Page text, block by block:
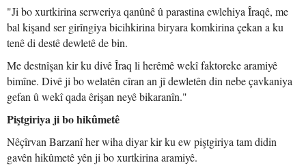
"Ji bo xurtkirina serweriya qanûnê û parastina ewlehiya Îraqê, me
bal kişand ser girîngiya bicihkirina biryara komkirina çekan a ku
tenê di destê dewletê de bin.
Me destnîşan kir ku divê Îraq li herêmê wekî faktoreke aramiyê
bimîne. Divê ji bo welatên cîran an jî dewletên din nebe çavkaniya
gefan û wekî qada êrişan neyê bikaranîn."
Piştgiriya ji bo hikûmetê
Nêçîrvan Barzanî her wiha diyar kir ku ew piştgiriya tam didin
gavên hikûmetê yên ji bo xurtkirina aramiyê.